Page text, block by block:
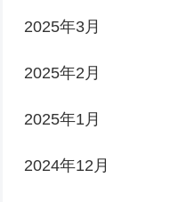
2025年3月
2025年2月
2025年1月
2024年12月